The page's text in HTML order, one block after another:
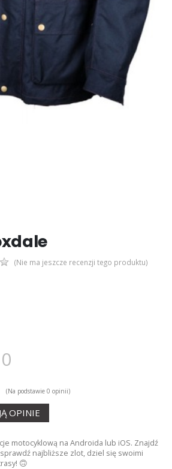
(Nie ma jeszcze recenzji tego produktu)
(Na podstawie 0 opinii)
OPINIE
motocyklową na Androida lub iOS. Znajdź
najbliższe zlot, dziel się swoimi
🙃